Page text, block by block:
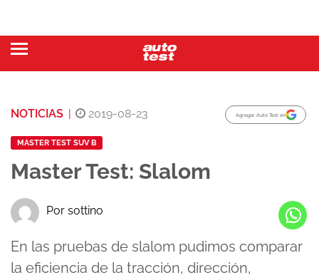
NOTICIAS | 2019-08-23 Agregar Auto Test en
MASTER TEST SUV B
Master Test: Slalom
Por sottino
En las pruebas de slalom pudimos comparar
la eficiencia de la tracción, dirección,